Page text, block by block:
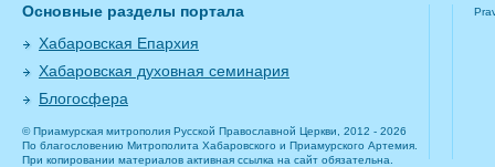
Основные разделы портала
Хабаровская Епархия
Хабаровская духовная семинария
Блогосфера
© Приамурская митрополия Русской Православной Церкви, 2012 - 2026
По благословению Митрополита Хабаровского и Приамурского Артемия.
При копировании материалов активная ссылка на сайт обязательна.